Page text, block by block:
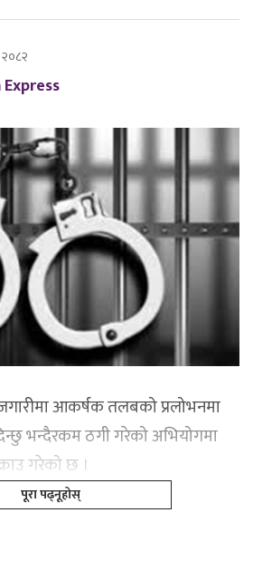
२०८२
आकर्षक तलबको प्रलोभनमा
भन्दैरकम ठगी गरेको अभियोगमा
गरेको छ ।
पूरा पढ्नूहोस्